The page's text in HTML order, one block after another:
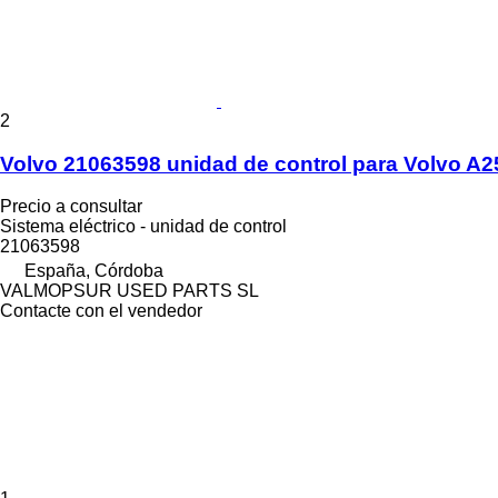
2
Volvo 21063598 unidad de control para Volvo
Precio a consultar
Sistema eléctrico - unidad de control
21063598
España, Córdoba
VALMOPSUR USED PARTS SL
Contacte con el vendedor